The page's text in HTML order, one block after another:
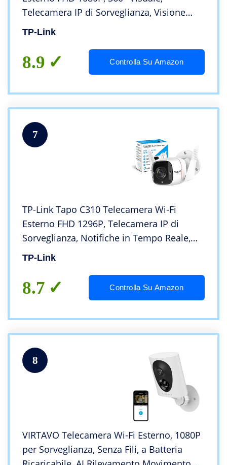
Telecamera IP di Sorveglianza, Visione
Notturna, Sensore di Movimento,
Bidirezionale,Compatibile con Alexa
TP-Link
8.9 Controlla Su Amazon
7
TP-Link Tapo C310 Telecamera Wi-Fi
Esterno FHD 1296P, Telecamera IP di
Sorveglianza, Notifiche in Tempo Reale,
Visione Notturna fino 30m, Impermeabile
TP-Link
8.7 Controlla Su Amazon
8
VIRTAVO Telecamera Wi-Fi Esterno, 1080P
per Sorveglianza, Senza Fili, a Batteria